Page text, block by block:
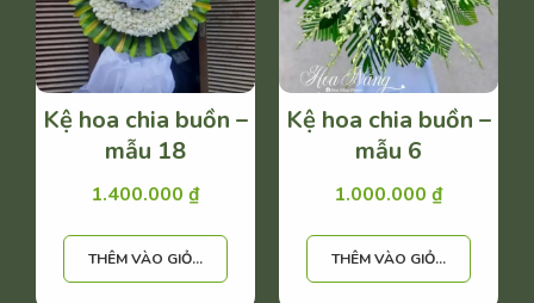
Kệ hoa chia buồn –
mẫu 18
1.400.000 ₫
THÊM VÀO GIỎ HÀNG
Kệ hoa chia buồn –
mẫu 6
1.000.000 ₫
THÊM VÀO GIỎ HÀNG